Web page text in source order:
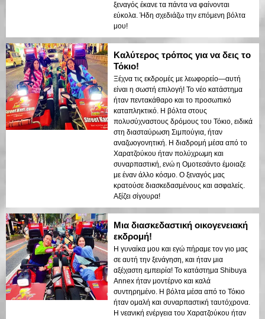
ξεναγός έκανε τα πάντα να φαίνονται
εύκολα. Ήδη σχεδιάζω την επόμενη βόλτα
μου!
Καλύτερος τρόπος για να δεις το
Τόκιο!
Ξέχνα τις εκδρομές με λεωφορείο—αυτή
είναι η σωστή επιλογή! Το νέο κατάστημα
ήταν πεντακάθαρο και το προσωπικό
καταπληκτικό. Η βόλτα στους
πολυσύχναστους δρόμους του Τόκιο, ειδικά
στη διασταύρωση Σιμπούγια, ήταν
αναζωογονητική. Η διαδρομή μέσα από το
Χαρατζούκου ήταν πολύχρωμη και
συναρπαστική, ενώ η Ομοτεσάντο έμοιαζε
με έναν άλλο κόσμο. Ο ξεναγός μας
κρατούσε διασκεδασμένους και ασφαλείς.
Αξίζει σίγουρα!
Μια διασκεδαστική οικογενειακή
εκδρομή!
Η γυναίκα μου και εγώ πήραμε τον γιο μας
σε αυτή την ξενάγηση, και ήταν μια
αξέχαστη εμπειρία! Το κατάστημα Shibuya
Annex ήταν μοντέρνο και καλά
συντηρημένο. Η βόλτα μέσα από το Τόκιο
ήταν ομαλή και συναρπαστική ταυτόχρονα.
Η νεανική ενέργεια του Χαρατζούκου ήταν